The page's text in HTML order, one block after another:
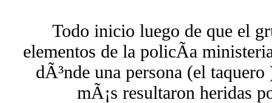
Todo inicio luego de que el
elementos de la policÃ­a
dÃ³nde una persona (el
mÃ¡s resultaron heridas